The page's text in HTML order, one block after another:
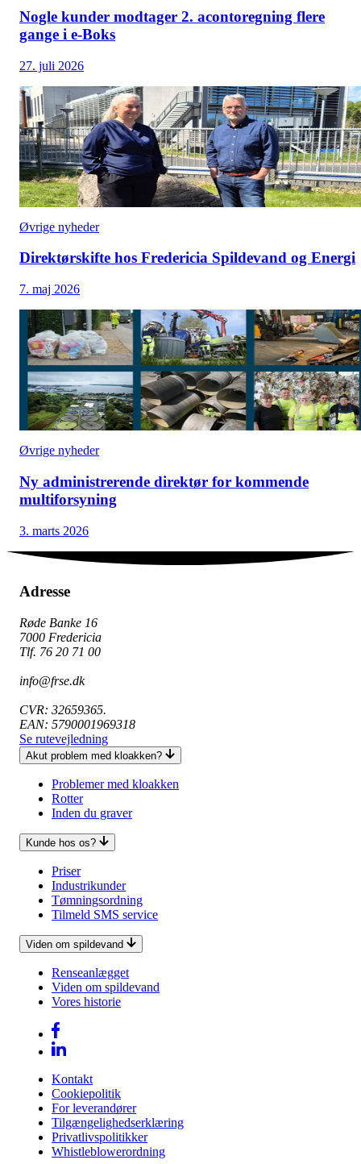
Nogle kunder modtager 2. acontoregning flere
gange i e-Boks
27. juli 2026
Øvrige nyheder
Direktørskifte hos Fredericia Spildevand og Energi
7. maj 2026
Øvrige nyheder
Ny administrerende direktør for kommende
multiforsyning
3. marts 2026
Adresse
Røde Banke 16
7000 Fredericia
Tlf. 76 20 71 00
info@frse.dk
CVR: 32659365.
EAN: 5790001969318
Se rutevejledning
Akut problem med kloakken?
Problemer med kloakken
Rotter
Inden du graver
Kunde hos os?
Priser
Industrikunder
Tømningsordning
Tilmeld SMS service
Viden om spildevand
Renseanlægget
Viden om spildevand
Vores historie
Kontakt
Cookiepolitik
For leverandører
Tilgængelighedserklæring
Privatlivspolitikker
Whistleblowerordning